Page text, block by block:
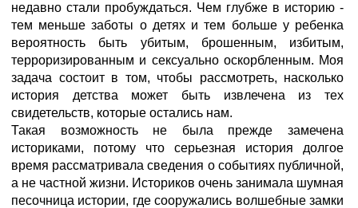
недавно стали пробуждаться. Чем глубже в историю -
тем меньше заботы о детях и тем больше у ребенка
вероятность быть убитым, брошенным, избитым,
терроризированным и сексуально оскорбленным. Моя
задача состоит в том, чтобы рассмотреть, насколько
история детства может быть извлечена из тех
свидетельств, которые остались нам.
Такая возможность не была прежде замечена
историками, потому что серьезная история долгое
время рассматривала сведения о событиях публичной,
а не частной жизни. Историков очень занимала шумная
песочница истории, где сооружались волшебные замки